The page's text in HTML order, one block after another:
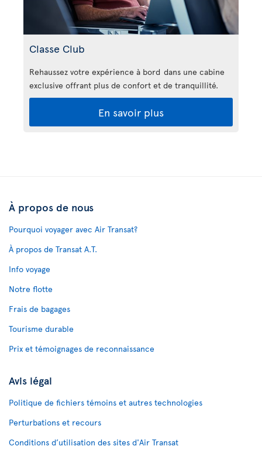
Classe Club
Rehaussez votre expérience à bord dans une cabine
exclusive offrant plus de confort et de tranquillité.
En savoir plus
À propos de nous
Pourquoi voyager avec Air Transat?
À propos de Transat A.T.
Info voyage
Notre flotte
Frais de bagages
Tourisme durable
Prix et témoignages de reconnaissance
Avis légal
Politique de fichiers témoins et autres technologies
Perturbations et recours
Conditions d’utilisation des sites d'Air Transat